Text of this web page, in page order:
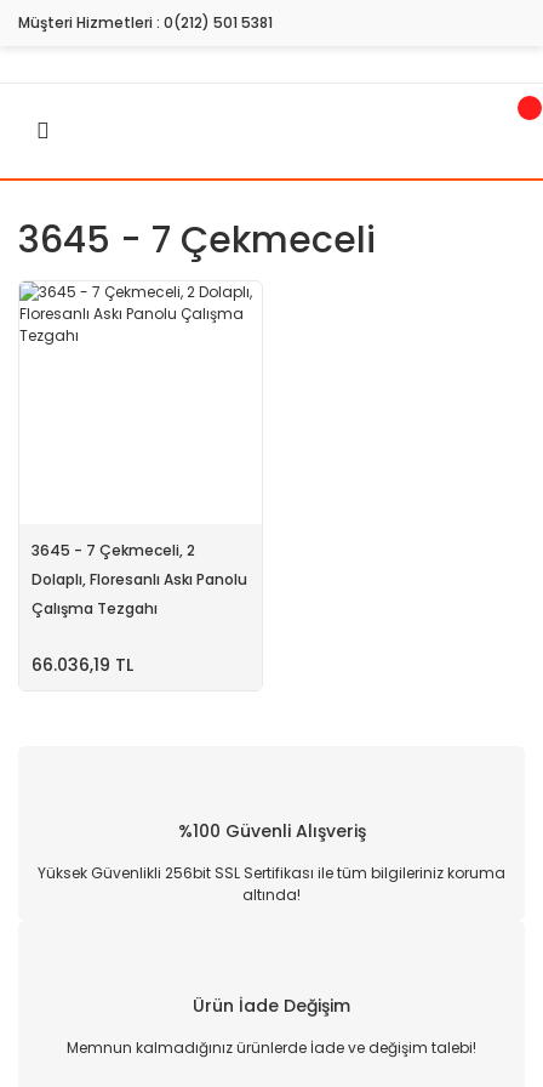
Müşteri Hizmetleri : 0(212) 501 5381
3645 - 7 Çekmeceli
3645 - 7 Çekmeceli, 2
Dolaplı, Floresanlı Askı Panolu
Çalışma Tezgahı
66.036,19 TL
%100 Güvenli Alışveriş
Yüksek Güvenlikli 256bit SSL Sertifikası ile tüm bilgileriniz koruma
altında!
Ürün İade Değişim
Memnun kalmadığınız ürünlerde İade ve değişim talebi!